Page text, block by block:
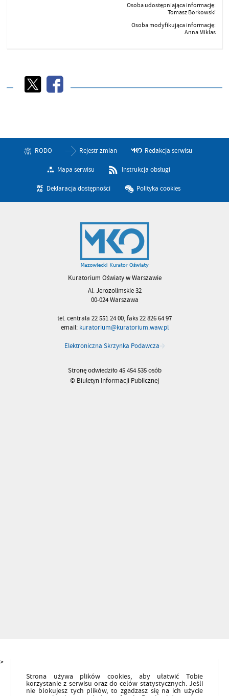
Osoba udostępniająca informację:
Tomasz Borkowski
Osoba modyfikująca informację:
Anna Miklas
RODO Rejestr zmian Redakcja serwisu
Mapa serwisu Instrukcja obsługi
Deklaracja dostępności Polityka cookies
Kuratorium Oświaty w Warszawie
Al. Jerozolimskie 32
00-024 Warszawa
tel. centrala 22 551 24 00, faks 22 826 64 97
email: kuratorium@kuratorium.waw.pl
Elektroniczna Skrzynka Podawcza
Stronę odwiedziło 45 454 535 osób
© Biuletyn Informacji Publicznej
>
Strona używa plików cookies, aby ułatwić Tobie
korzystanie z serwisu oraz do celów statystycznych. Jeśli
nie blokujesz tych plików, to zgadzasz się na ich użycie